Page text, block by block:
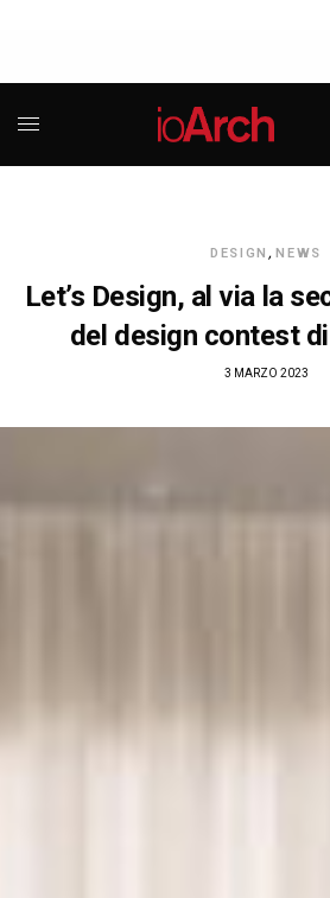
DESIGN , NEWS
Let’s Design, al via la
del design contest
3 MARZO 2023